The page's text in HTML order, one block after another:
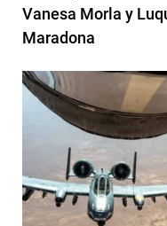
Vanesa Morla y
Maradona